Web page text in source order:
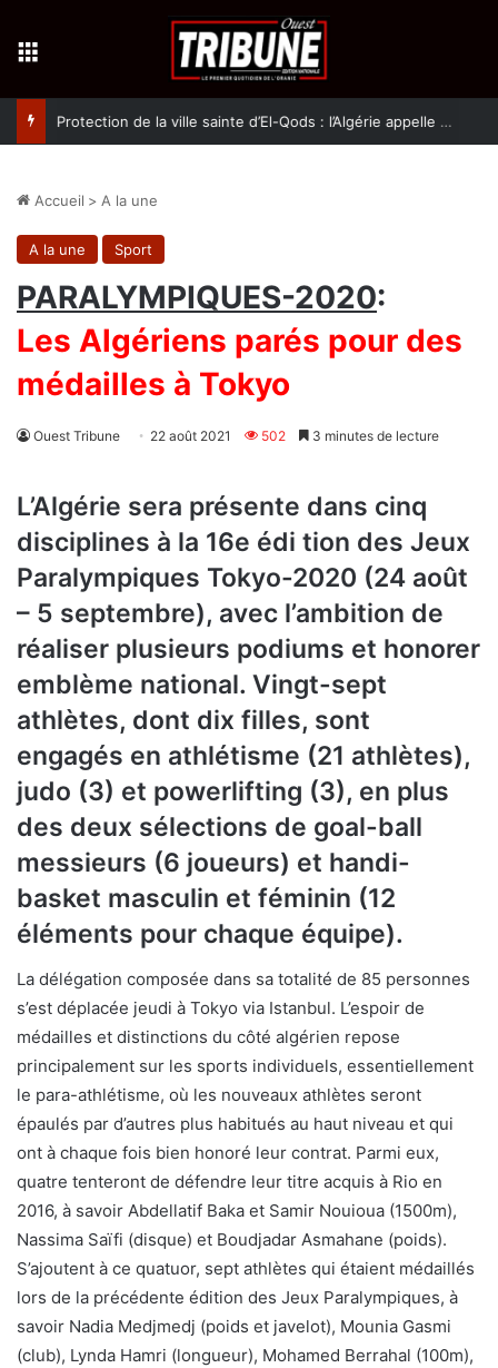
Protection de la ville sainte d’El-Qods : l’Algérie appelle à une action collective
Accueil > A la une
A la une Sport
PARALYMPIQUES-2020:
Les Algériens parés pour des
médailles à Tokyo
Ouest Tribune 22 août 2021 502 3 minutes de lecture
L’Algérie sera présente dans cinq
disciplines à la 16e édi tion des Jeux
Paralympiques Tokyo-2020 (24 août
– 5 septembre), avec l’ambition de
réaliser plusieurs podiums et honorer
emblème national. Vingt-sept
athlètes, dont dix filles, sont
engagés en athlétisme (21 athlètes),
judo (3) et powerlifting (3), en plus
des deux sélections de goal-ball
messieurs (6 joueurs) et handi-
basket masculin et féminin (12
éléments pour chaque équipe).
La délégation composée dans sa totalité de 85 personnes
s’est déplacée jeudi à Tokyo via Istanbul. L’espoir de
médailles et distinctions du côté algérien repose
principalement sur les sports individuels, essentiellement
le para-athlétisme, où les nouveaux athlètes seront
épaulés par d’autres plus habitués au haut niveau et qui
ont à chaque fois bien honoré leur contrat. Parmi eux,
quatre tenteront de défendre leur titre acquis à Rio en
2016, à savoir Abdellatif Baka et Samir Nouioua (1500m),
Nassima Saïfi (disque) et Boudjadar Asmahane (poids).
S’ajoutent à ce quatuor, sept athlètes qui étaient médaillés
lors de la précédente édition des Jeux Paralympiques, à
savoir Nadia Medjmedj (poids et javelot), Mounia Gasmi
(club), Lynda Hamri (longueur), Mohamed Berrahal (100m),